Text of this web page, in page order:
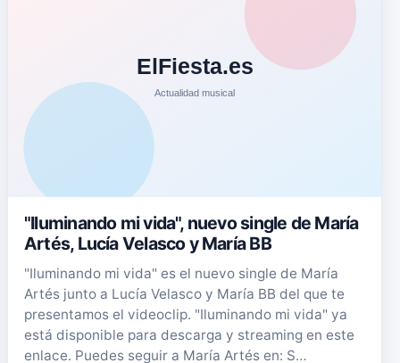
"Iluminando mi vida", nuevo single de María
Artés, Lucía Velasco y María BB
"Iluminando mi vida" es el nuevo single de María
Artés junto a Lucía Velasco y María BB del que te
presentamos el videoclip. "Iluminando mi vida" ya
está disponible para descarga y streaming en este
enlace. Puedes seguir a María Artés en: S…